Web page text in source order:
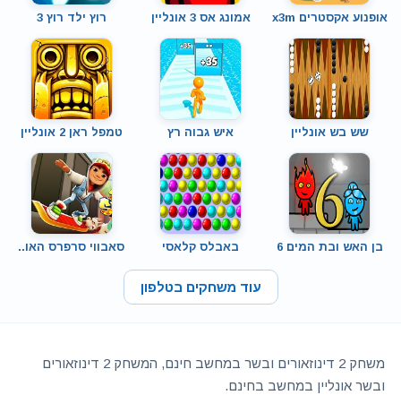
אופנוע אקסטרים x3m אמונג אס 3 אונליין רוץ ילד רוץ 3
שש בש אונליין איש גבוה רץ טמפל ראן 2 אונליין
בן האש ובת המים 6 באבלס קלאסי סאבווי סרפרס האו..
עוד משחקים בטלפון
משחק 2 דינוזאורים ובשר במחשב חינם, המשחק 2 דינוזאורים
ובשר אונליין במחשב בחינם.